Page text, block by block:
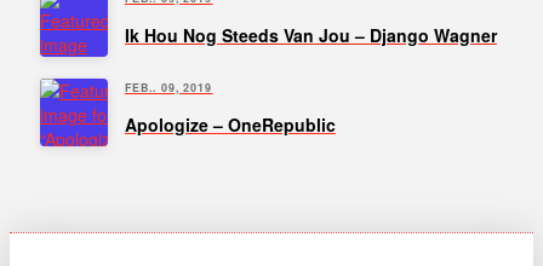
Ik Hou Nog Steeds Van Jou – Django Wagner
FEB.. 09, 2019
Apologize – OneRepublic